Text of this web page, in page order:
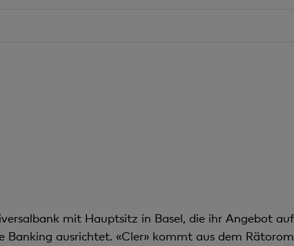
mit Hauptsitz in Basel, die ihr Angebot
ausrichtet. «Cler» kommt aus dem